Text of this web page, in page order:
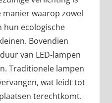
waarop zowel
hun ecologische
Bovendien
van LED-lampen
Traditionele lampen
wat leidt tot
terechtkomt.